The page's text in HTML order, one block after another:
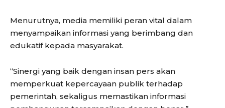
Menurutnya, media memiliki peran vital dalam
menyampaikan informasi yang berimbang dan
edukatif kepada masyarakat.
“Sinergi yang baik dengan insan pers akan
memperkuat kepercayaan publik terhadap
pemerintah, sekaligus memastikan informasi